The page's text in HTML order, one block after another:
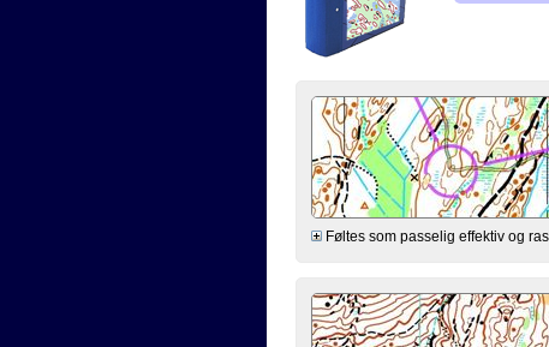
Føltes som passelig effektiv og